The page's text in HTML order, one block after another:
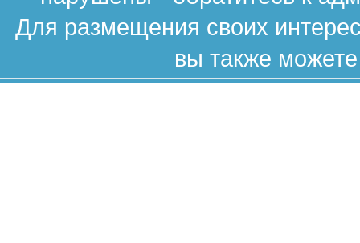
Для размещения своих
вы также